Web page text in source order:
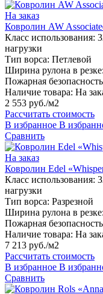
На заказ
Ковролин AW
Класс использования:
нагрузки
Тип ворса: Петлевой
Ширина рулона в резке:
Пожарная
Наличие товара: На
2 553 руб./м2
Рассчитать стоимость
В избранное В
Сравнить
На заказ
Ковролин Edel
Класс использования:
нагрузки
Тип ворса: Разрезной
Ширина рулона в резке:
Пожарная
Наличие товара: На
7 213 руб./м2
Рассчитать стоимость
В избранное В
Сравнить